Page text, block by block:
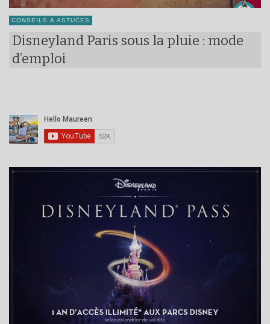
CONSEILS & ASTUCES
Disneyland Paris sous la pluie : mode
d’emploi